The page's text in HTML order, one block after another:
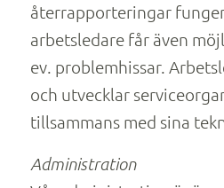
återrapporteringar
arbetsledare får även
ev. problemhissar.
och utvecklar
tillsammans med sina
Administration